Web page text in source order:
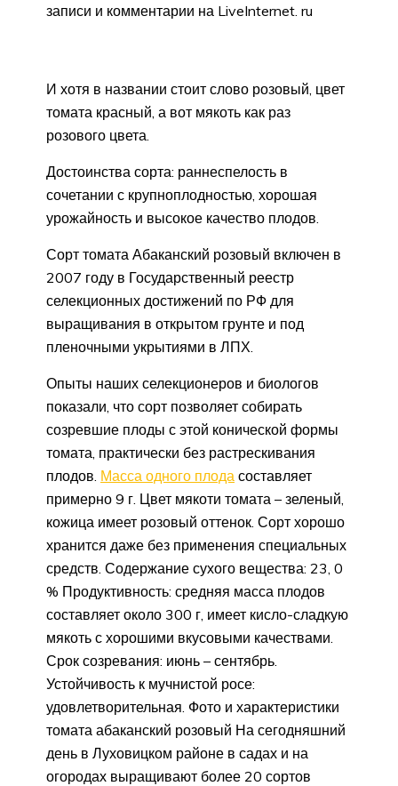
записи и комментарии на LiveInternet. ru
И хотя в названии стоит слово розовый, цвет
томата красный, а вот мякоть как раз
розового цвета.
Достоинства сорта: раннеспелость в
сочетании с крупноплодностью, хорошая
урожайность и высокое качество плодов.
Сорт томата Абаканский розовый включен в
2007 году в Государственный реестр
селекционных достижений по РФ для
выращивания в открытом грунте и под
пленочными укрытиями в ЛПХ.
Опыты наших селекционеров и биологов
показали, что сорт позволяет собирать
созревшие плоды с этой конической формы
томата, практически без растрескивания
плодов. Масса одного плода составляет
примерно 9 г. Цвет мякоти томата – зеленый,
кожица имеет розовый оттенок. Сорт хорошо
хранится даже без применения специальных
средств. Содержание сухого вещества: 23, 0
% Продуктивность: средняя масса плодов
составляет около 300 г, имеет кисло-сладкую
мякоть с хорошими вкусовыми качествами.
Срок созревания: июнь – сентябрь.
Устойчивость к мучнистой росе:
удовлетворительная. Фото и характеристики
томата абаканский розовый На сегодняшний
день в Луховицком районе в садах и на
огородах выращивают более 20 сортов